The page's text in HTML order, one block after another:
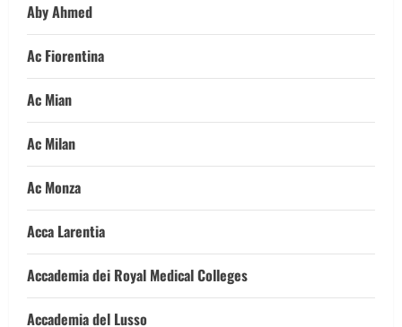
Aby Ahmed
Ac Fiorentina
Ac Mian
Ac Milan
Ac Monza
Acca Larentia
Accademia dei Royal Medical Colleges
Accademia del Lusso